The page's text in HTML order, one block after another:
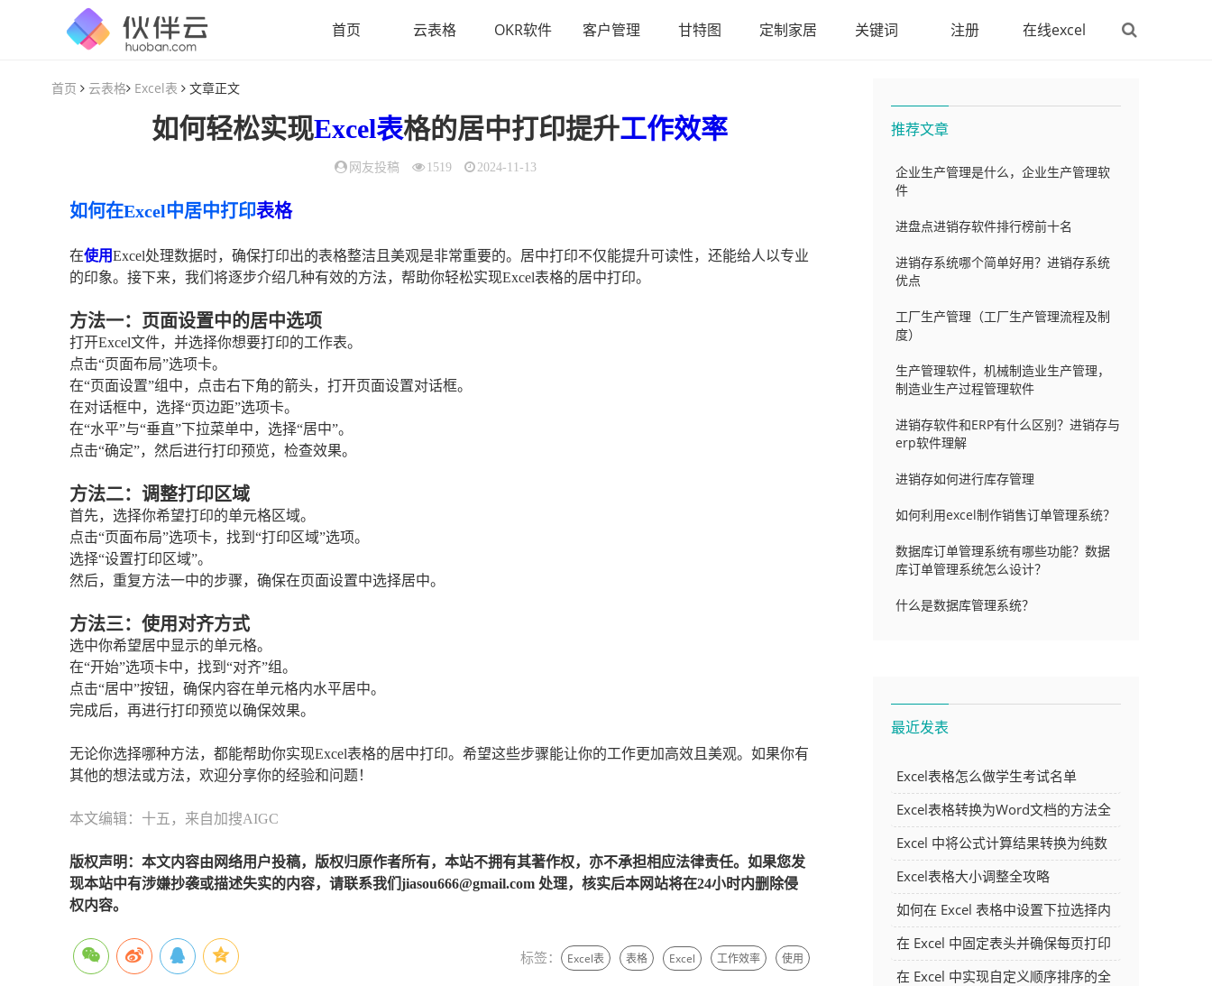
首页 云表格 OKR软件 客户管理 甘特图 定制家居 关键词 注册 在线excel
首页 云表格 Excel表 文章正文
如何轻松实现Excel表格的居中打印提升工作效率
网友投稿 1519 2024-11-13
如何在Excel中居中打印表格
在使用Excel处理数据时，确保打印出的表格整洁且美观是非常重要的。居中打印不仅能提升可读性，还能给人以专业
的印象。接下来，我们将逐步介绍几种有效的方法，帮助你轻松实现Excel表格的居中打印。
方法一：页面设置中的居中选项
打开Excel文件，并选择你想要打印的工作表。
点击“页面布局”选项卡。
在“页面设置”组中，点击右下角的箭头，打开页面设置对话框。
在对话框中，选择“页边距”选项卡。
在“水平”与“垂直”下拉菜单中，选择“居中”。
点击“确定”，然后进行打印预览，检查效果。
方法二：调整打印区域
首先，选择你希望打印的单元格区域。
点击“页面布局”选项卡，找到“打印区域”选项。
选择“设置打印区域”。
然后，重复方法一中的步骤，确保在页面设置中选择居中。
方法三：使用对齐方式
选中你希望居中显示的单元格。
在“开始”选项卡中，找到“对齐”组。
点击“居中”按钮，确保内容在单元格内水平居中。
完成后，再进行打印预览以确保效果。
无论你选择哪种方法，都能帮助你实现Excel表格的居中打印。希望这些步骤能让你的工作更加高效且美观。如果你有
其他的想法或方法，欢迎分享你的经验和问题！
本文编辑：十五，来自加搜AIGC
版权声明：本文内容由网络用户投稿，版权归原作者所有，本站不拥有其著作权，亦不承担相应法律责任。如果您发
现本站中有涉嫌抄袭或描述失实的内容，请联系我们jiasou666@gmail.com 处理，核实后本网站将在24小时内删除侵
权内容。
标签： Excel表 表格 Excel 工作效率 使用
推荐文章
企业生产管理是什么，企业生产管理软
件
进盘点进销存软件排行榜前十名
进销存系统哪个简单好用？进销存系统
优点
工厂生产管理（工厂生产管理流程及制
度）
生产管理软件，机械制造业生产管理，
制造业生产过程管理软件
进销存软件和ERP有什么区别？进销存与
erp软件理解
进销存如何进行库存管理
如何利用excel制作销售订单管理系统？
数据库订单管理系统有哪些功能？数据
库订单管理系统怎么设计？
什么是数据库管理系统？
最近发表
Excel表格怎么做学生考试名单
Excel表格转换为Word文档的方法全
解析
Excel 中将公式计算结果转换为纯数
字的多种方法
Excel表格大小调整全攻略
如何在 Excel 表格中设置下拉选择内
容
在 Excel 中固定表头并确保每页打印
时都显示表头的方法详解
在 Excel 中实现自定义顺序排序的全